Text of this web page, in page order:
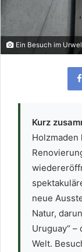
Ein Besuch im
Kurz
Holzmaden
neue
Natur,
Uruguay“
Welt.